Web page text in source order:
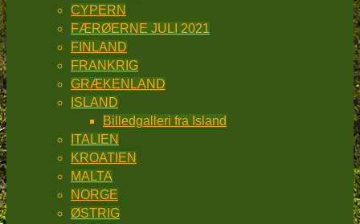
CYPERN
FÆRØERNE JULI 2021
FINLAND
FRANKRIG
GRÆKENLAND
ISLAND
Billedgalleri fra Island
ITALIEN
KROATIEN
MALTA
NORGE
ØSTRIG